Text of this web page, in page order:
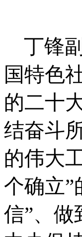
丁锋
国特色
的二十
结奋斗
的伟大
个确立”
信”、做